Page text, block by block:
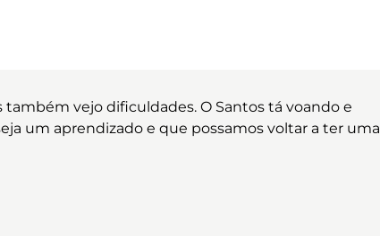
também vejo dificuldades. O Santos tá voando e
um aprendizado e que possamos voltar a ter uma